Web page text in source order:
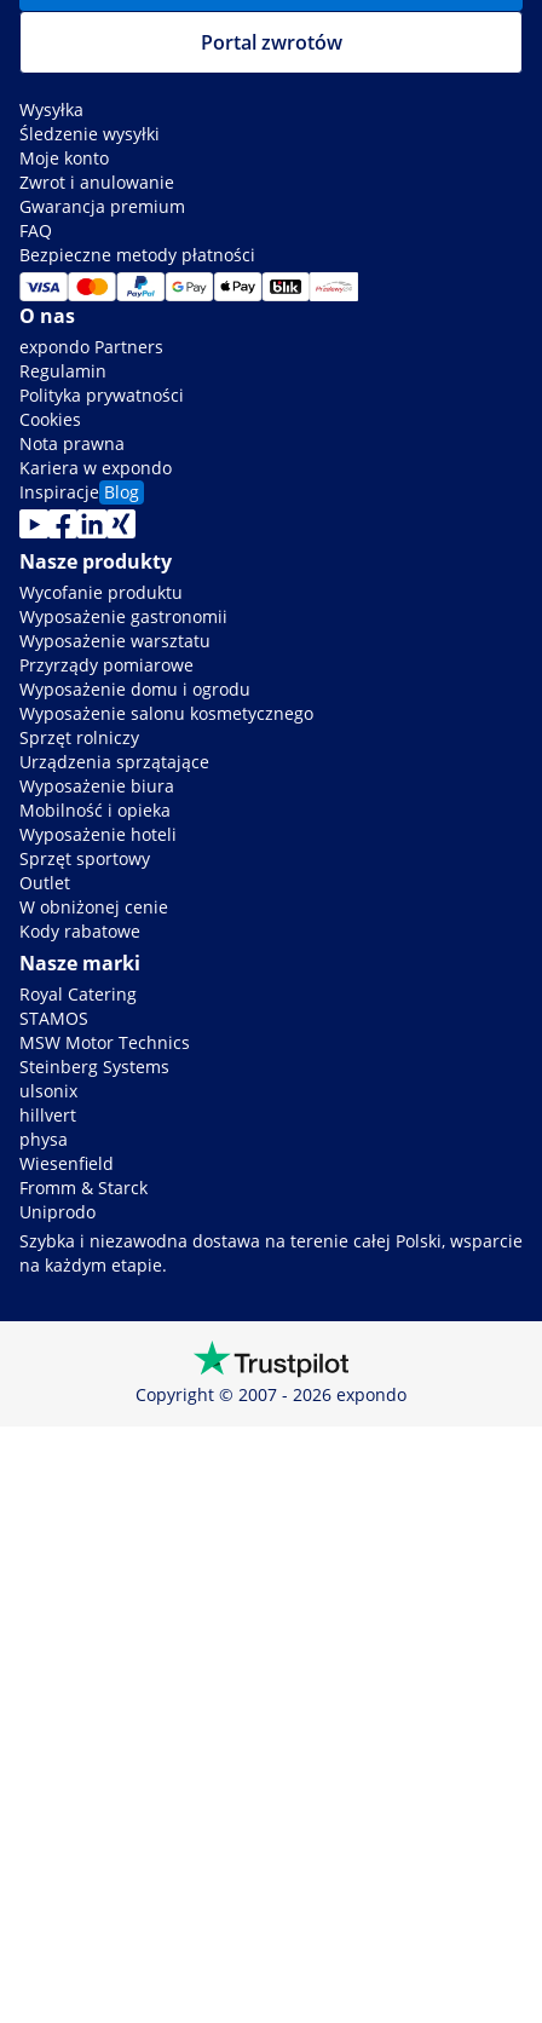
Portal zwrotów
Wysyłka
Śledzenie wysyłki
Moje konto
Zwrot i anulowanie
Gwarancja premium
FAQ
Bezpieczne metody płatności
O nas
expondo Partners
Regulamin
Polityka prywatności
Cookies
Nota prawna
Kariera w expondo
Inspiracje Blog
Nasze produkty
Wycofanie produktu
Wyposażenie gastronomii
Wyposażenie warsztatu
Przyrządy pomiarowe
Wyposażenie domu i ogrodu
Wyposażenie salonu kosmetycznego
Sprzęt rolniczy
Urządzenia sprzątające
Wyposażenie biura
Mobilność i opieka
Wyposażenie hoteli
Sprzęt sportowy
Outlet
W obniżonej cenie
Kody rabatowe
Nasze marki
Royal Catering
STAMOS
MSW Motor Technics
Steinberg Systems
ulsonix
hillvert
physa
Wiesenfield
Fromm & Starck
Uniprodo
Szybka i niezawodna dostawa na terenie całej Polski, wsparcie
na każdym etapie.
Copyright © 2007 - 2026 expondo